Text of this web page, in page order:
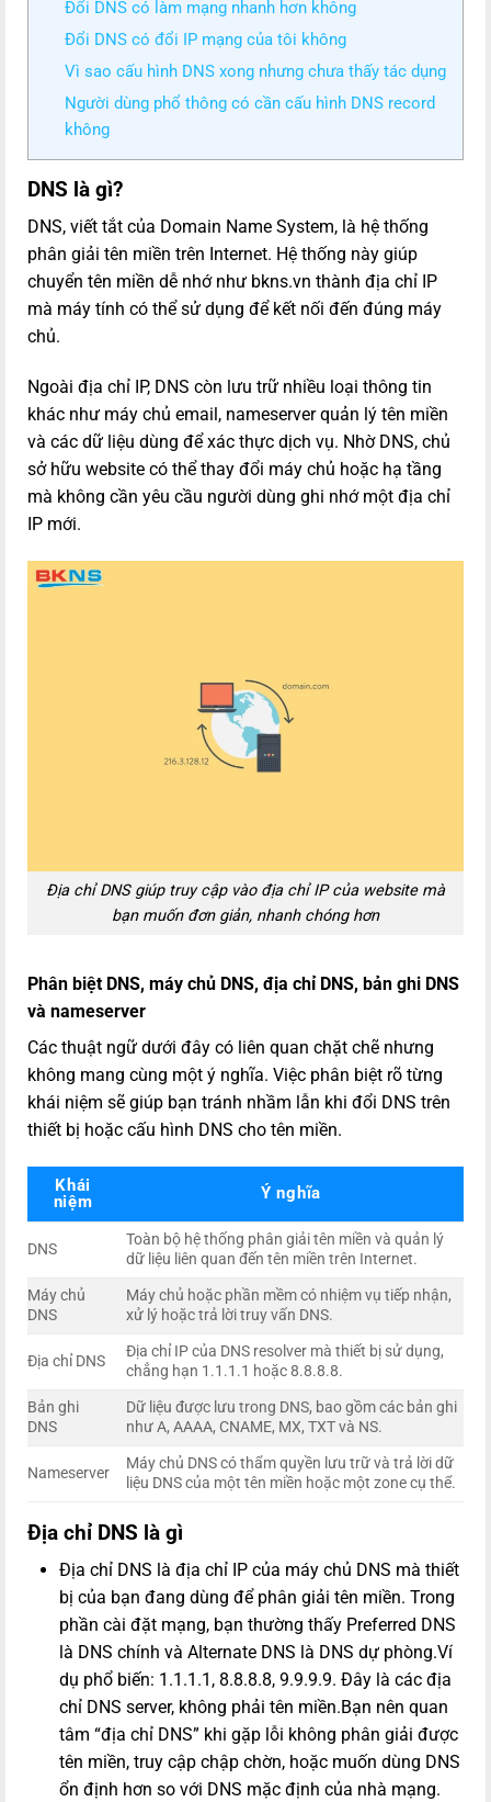
Đổi DNS có làm mạng nhanh hơn không
Đổi DNS có đổi IP mạng của tôi không
Vì sao cấu hình DNS xong nhưng chưa thấy tác dụng
Người dùng phổ thông có cần cấu hình DNS record
không
DNS là gì?
DNS, viết tắt của Domain Name System, là hệ thống
phân giải tên miền trên Internet. Hệ thống này giúp
chuyển tên miền dễ nhớ như bkns.vn thành địa chỉ IP
mà máy tính có thể sử dụng để kết nối đến đúng máy
chủ.
Ngoài địa chỉ IP, DNS còn lưu trữ nhiều loại thông tin
khác như máy chủ email, nameserver quản lý tên miền
và các dữ liệu dùng để xác thực dịch vụ. Nhờ DNS, chủ
sở hữu website có thể thay đổi máy chủ hoặc hạ tầng
mà không cần yêu cầu người dùng ghi nhớ một địa chỉ
IP mới.
Địa chỉ DNS giúp truy cập vào địa chỉ IP của website mà
bạn muốn đơn giản, nhanh chóng hơn
Phân biệt DNS, máy chủ DNS, địa chỉ DNS, bản ghi DNS
và nameserver
Các thuật ngữ dưới đây có liên quan chặt chẽ nhưng
không mang cùng một ý nghĩa. Việc phân biệt rõ từng
khái niệm sẽ giúp bạn tránh nhầm lẫn khi đổi DNS trên
thiết bị hoặc cấu hình DNS cho tên miền.
Khái
niệm
Ý nghĩa
DNS
Toàn bộ hệ thống phân giải tên miền và quản lý
dữ liệu liên quan đến tên miền trên Internet.
Máy chủ
DNS
Máy chủ hoặc phần mềm có nhiệm vụ tiếp nhận,
xử lý hoặc trả lời truy vấn DNS.
Địa chỉ DNS
Địa chỉ IP của DNS resolver mà thiết bị sử dụng,
chẳng hạn 1.1.1.1 hoặc 8.8.8.8.
Bản ghi
DNS
Dữ liệu được lưu trong DNS, bao gồm các bản ghi
như A, AAAA, CNAME, MX, TXT và NS.
Nameserver
Máy chủ DNS có thẩm quyền lưu trữ và trả lời dữ
liệu DNS của một tên miền hoặc một zone cụ thể.
Địa chỉ DNS là gì
Địa chỉ DNS là địa chỉ IP của máy chủ DNS mà thiết
bị của bạn đang dùng để phân giải tên miền. Trong
phần cài đặt mạng, bạn thường thấy Preferred DNS
là DNS chính và Alternate DNS là DNS dự phòng.Ví
dụ phổ biến: 1.1.1.1, 8.8.8.8, 9.9.9.9. Đây là các địa
chỉ DNS server, không phải tên miền.Bạn nên quan
tâm “địa chỉ DNS” khi gặp lỗi không phân giải được
tên miền, truy cập chập chờn, hoặc muốn dùng DNS
ổn định hơn so với DNS mặc định của nhà mạng.